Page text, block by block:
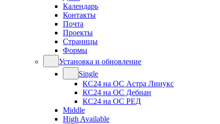
Календарь
Контакты
Почта
Проекты
Страницы
Формы
Установка и обновление
Single
КС24 на ОС Астра Линукс
КС24 на ОС Дебиан
КС24 на ОС РЕД
Middle
High Available